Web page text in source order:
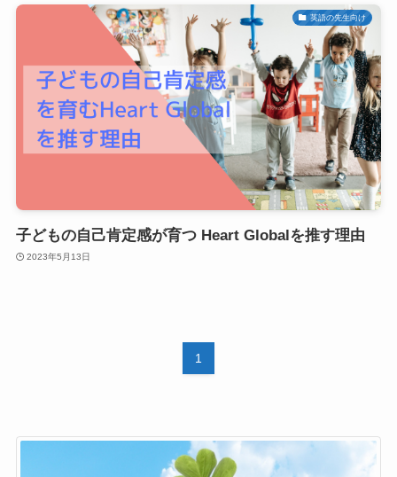
英語の先生向け
子どもの自己肯定感が育つ Heart Globalを推す理由
2023年5月13日
1